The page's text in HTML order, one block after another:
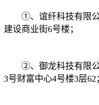
①、谊纤科技有限公
建设商业街6号楼；
②、御龙科技有限公
3号财富中心4号楼3层62